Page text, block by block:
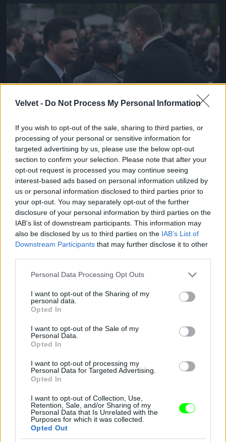
Velvet - Do Not Process My Personal Information
If you wish to opt-out of the sale, sharing to third parties, or
processing of your personal or sensitive information for
targeted advertising by us, please use the below opt-out
section to confirm your selection. Please note that after your
opt-out request is processed you may continue seeing
interest-based ads based on personal information utilized by
us or personal information disclosed to third parties prior to
your opt-out. You may separately opt-out of the further
disclosure of your personal information by third parties on the
IAB’s list of downstream participants. This information may
also be disclosed by us to third parties on the IAB’s List of
Downstream Participants that may further disclose it to other
Please note that this website/app uses one or more Google
not limited to your visit or usage behaviour. You may click to
grant or deny consent to Google and its third-party tags to
use your data for below specified purposes in below Google
consent section.
Personal Data Processing Opt Outs
I want to opt-out of the Sharing of my
personal data.
Opted In
I want to opt-out of the Sale of my
Personal Data.
Opted In
I want to opt-out of processing my
Personal Data for Targeted Advertising.
Opted In
I want to opt-out of Collection, Use,
Retention, Sale, and/or Sharing of my
Personal Data that Is Unrelated with the
Purposes for which it was collected.
Opted Out
Jön még kép!
Mesterházy Attila és Kóka János
Fotó: Szécsi István / Velvet
Jön még kép!
Lendvai Ildikó
Fotó: Szécsi István / Velvet